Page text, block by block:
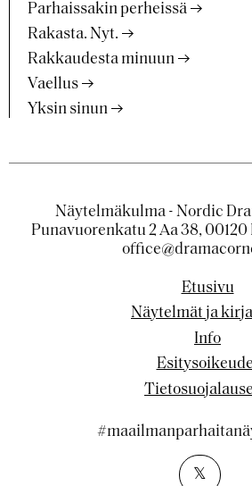
Parhaissakin perheissä
Rakasta. Nyt.
Rakkaudesta minuun
Vaellus
Yksin sinun
Näytelmäkulma - Nordic
Punavuorenkatu 2 Aa 38,
Etusivu
Näytelmät ja
Info
𝕏